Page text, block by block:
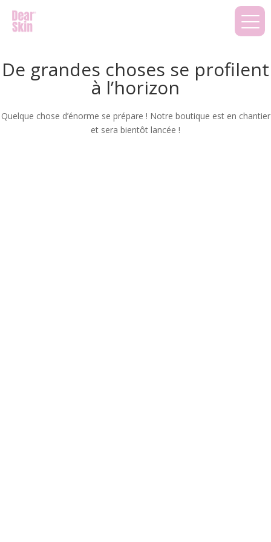
De grandes choses se profilent
à l’horizon
Quelque chose d’énorme se prépare ! Notre boutique est en chantier
et sera bientôt lancée !